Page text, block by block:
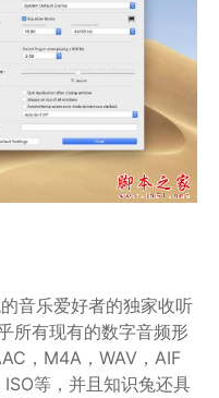
音乐爱好者的独家收听
所有现有的数字音频形
，M4A，WAV，AIF
等，并且知识兔还具